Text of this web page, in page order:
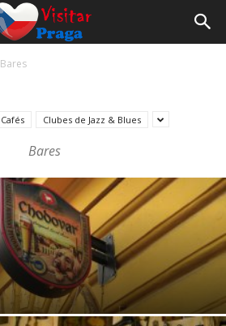
Bares
Cafés Clubes de Jazz & Blues
Bares